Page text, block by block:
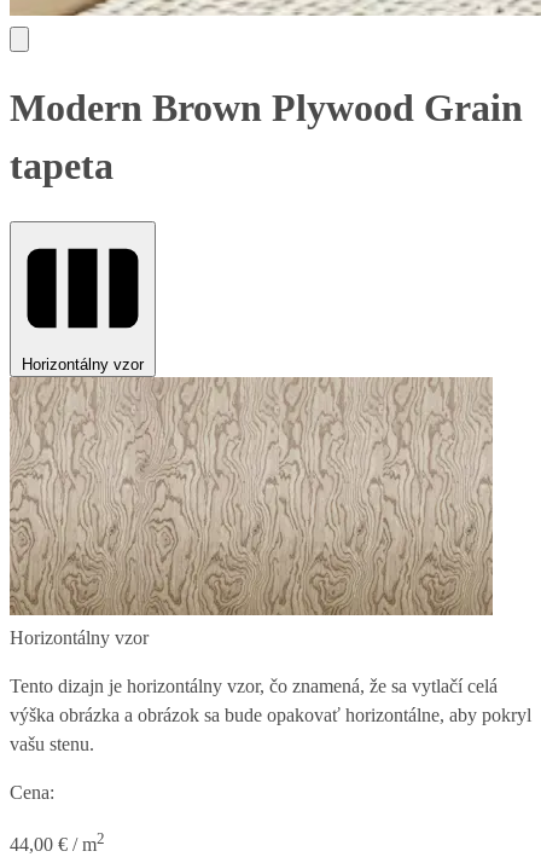
Modern Brown Plywood Grain
tapeta
Horizontálny vzor
Horizontálny vzor
Tento dizajn je horizontálny vzor, čo znamená, že sa vytlačí celá
výška obrázka a obrázok sa bude opakovať horizontálne, aby pokryl
vašu stenu.
Cena:
44,00 € / m2